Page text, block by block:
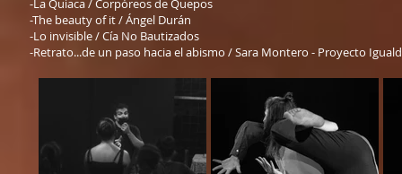
-La Quiaca / Corpóreos de Quepos
-The beauty of it / Ángel Durán
-Lo invisible / Cía No Bautizados
-Retrato...de un paso hacia el abismo / Sara Montero - Proyecto